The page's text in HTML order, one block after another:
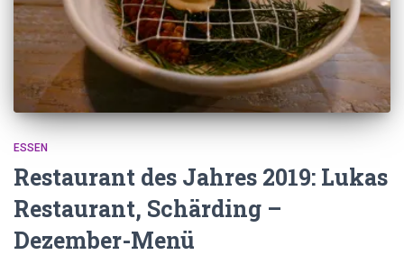
ESSEN
Restaurant des Jahres 2019: Lukas
Restaurant, Schärding –
Dezember-Menü